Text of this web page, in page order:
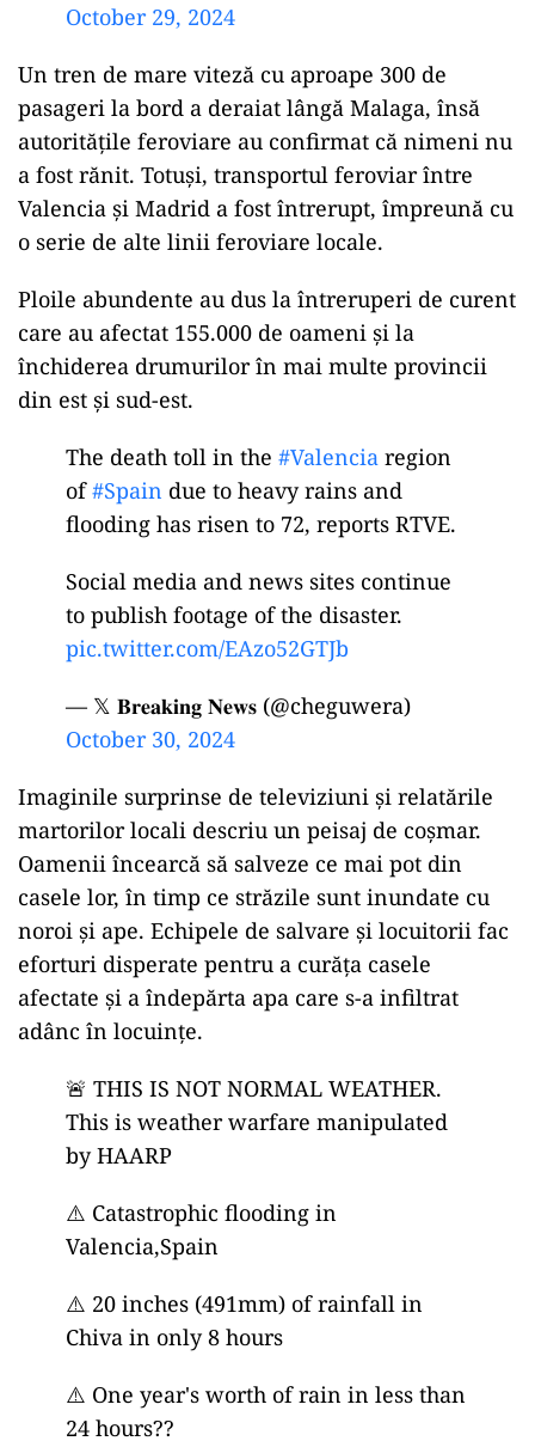
October 29, 2024
Un tren de mare viteză cu aproape 300 de
pasageri la bord a deraiat lângă Malaga, însă
autoritățile feroviare au confirmat că nimeni nu
a fost rănit. Totuși, transportul feroviar între
Valencia și Madrid a fost întrerupt, împreună cu
o serie de alte linii feroviare locale.
Ploile abundente au dus la întreruperi de curent
care au afectat 155.000 de oameni și la
închiderea drumurilor în mai multe provincii
din est și sud-est.
The death toll in the #Valencia region
of#Spain due to heavy rains and
flooding has risen to 72, reports RTVE.
Social media and news sites continue
to publish footage of the disaster.
pic.twitter.com/EAzo52GTJb
— 𝕏 𝐁𝐫𝐞𝐚𝐤𝐢𝐧𝐠 𝐍𝐞𝐰𝐬 (@cheguwera)
October 30, 2024
Imaginile surprinse de televiziuni și relatările
martorilor locali descriu un peisaj de coșmar.
Oamenii încearcă să salveze ce mai pot din
casele lor, în timp ce străzile sunt inundate cu
noroi și ape. Echipele de salvare și locuitorii fac
eforturi disperate pentru a curăța casele
afectate și a îndepărta apa care s-a infiltrat
adânc în locuințe.
🚨 THIS IS NOT NORMAL WEATHER.
This is weather warfare manipulated
by HAARP
⚠️ Catastrophic flooding in
Valencia,Spain
⚠️ 20 inches (491mm) of rainfall in
Chiva in only 8 hours
⚠️ One year's worth of rain in less than
24 hours??